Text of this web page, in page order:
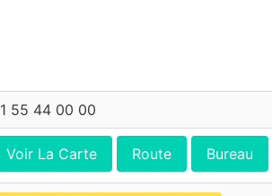
55 44 00 00
Voir La Carte Route Bureau